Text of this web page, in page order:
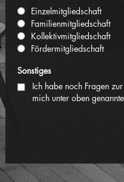
Einzelmitgliedschaft
Familienmitgliedschaft
Kollektivmitgliedschaft
Fördermitgliedschaft
Sonstiges
Ich habe noch Fragen
mich unter oben